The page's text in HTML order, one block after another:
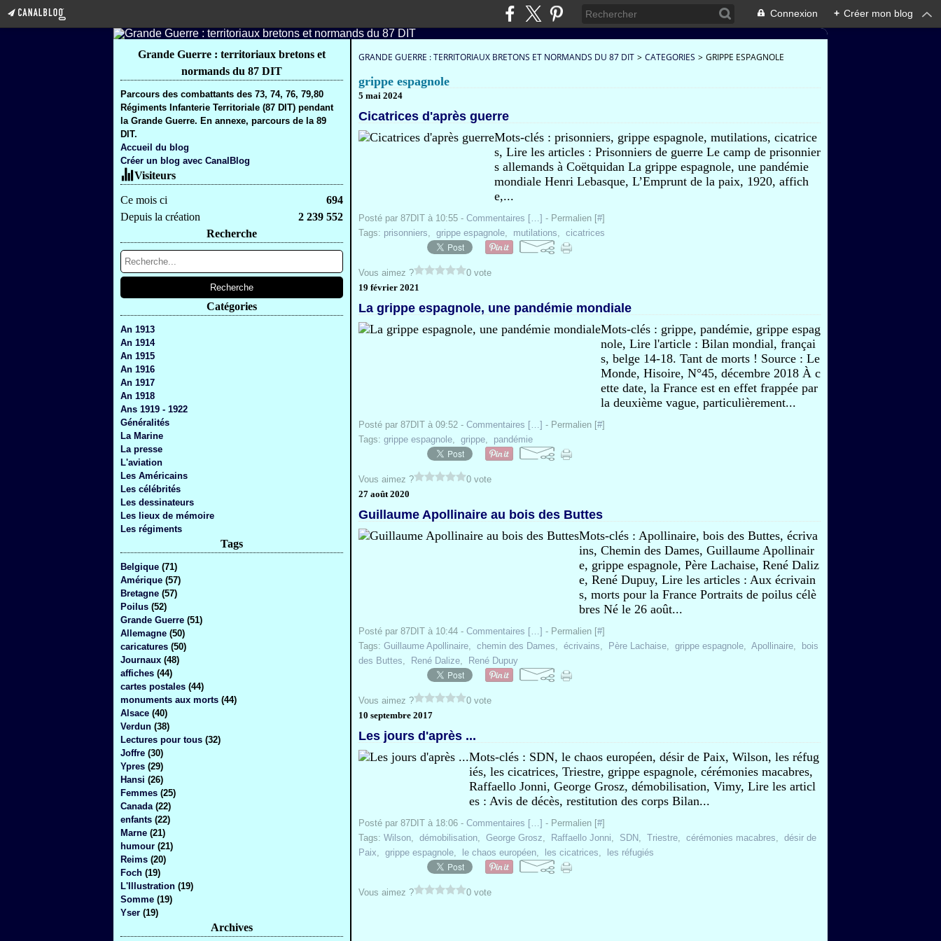
Connexion + Créer mon blog
Grande Guerre : territoriaux bretons et
normands du 87 DIT
Parcours des combattants des 73, 74, 76, 79,80
Régiments Infanterie Territoriale (87 DIT) pendant
la Grande Guerre. En annexe, parcours de la 89
DIT.
Accueil du blog
Créer un blog avec CanalBlog
Visiteurs
Ce mois ci
694
Depuis la création
2 239 552
Recherche
Catégories
An 1913
An 1914
An 1915
An 1916
An 1917
An 1918
Ans 1919 - 1922
Généralités
La Marine
La presse
L'aviation
Les Américains
Les célébrités
Les dessinateurs
Les lieux de mémoire
Les régiments
Tags
Belgique (71)
Amérique (57)
Bretagne (57)
Poilus (52)
Grande Guerre (51)
Allemagne (50)
caricatures (50)
Journaux (48)
affiches (44)
cartes postales (44)
monuments aux morts (44)
Alsace (40)
Verdun (38)
Lectures pour tous (32)
Joffre (30)
Ypres (29)
Hansi (26)
Femmes (25)
Canada (22)
enfants (22)
Marne (21)
humour (21)
Reims (20)
Foch (19)
L'Illustration (19)
Somme (19)
Yser (19)
Archives
GRANDE GUERRE : TERRITORIAUX BRETONS ET NORMANDS DU 87 DIT > CATEGORIES > GRIPPE ESPAGNOLE
grippe espagnole
5 mai 2024
Cicatrices d'après guerre
Mots-clés : prisonniers, grippe espagnole, mutilations, cicatrice
s, Lire les articles : Prisonniers de guerre Le camp de prisonnier
s allemands à Coëtquidan La grippe espagnole, une pandémie
mondiale Henri Lebasque, L’Emprunt de la paix, 1920, affich
e,...
Posté par 87DIT à 10:55 - Commentaires […] - Permalien [#]
Tags: prisonniers, grippe espagnole, mutilations, cicatrices
Vous aimez ?
0 vote
19 février 2021
La grippe espagnole, une pandémie mondiale
Mots-clés : grippe, pandémie, grippe espag
nole, Lire l'article : Bilan mondial, françai
s, belge 14-18. Tant de morts ! Source : Le
Monde, Hisoire, N°45, décembre 2018 À c
ette date, la France est en effet frappée par
la deuxième vague, particulièrement...
Posté par 87DIT à 09:52 - Commentaires […] - Permalien [#]
Tags: grippe espagnole, grippe, pandémie
Vous aimez ?
0 vote
27 août 2020
Guillaume Apollinaire au bois des Buttes
Mots-clés : Apollinaire, bois des Buttes, écriva
ins, Chemin des Dames, Guillaume Apollinair
e, grippe espagnole, Père Lachaise, René Daliz
e, René Dupuy, Lire les articles : Aux écrivain
s, morts pour la France Portraits de poilus célè
bres Né le 26 août...
Posté par 87DIT à 10:44 - Commentaires […] - Permalien [#]
Tags: Guillaume Apollinaire, chemin des Dames, écrivains, Père Lachaise, grippe espagnole, Apollinaire,
bois
des Buttes, René Dalize, René Dupuy
Vous aimez ?
0 vote
10 septembre 2017
Les jours d'après ...
Mots-clés : SDN, le chaos européen, désir de Paix, Wilson, les réfug
iés, les cicatrices, Triestre, grippe espagnole, cérémonies macabres,
Raffaello Jonni, George Grosz, démobilisation, Vimy, Lire les articl
es : Avis de décès, restitution des corps Bilan...
Posté par 87DIT à 18:06 - Commentaires […] - Permalien [#]
Tags: Wilson, démobilisation, George Grosz, Raffaello Jonni, SDN, Triestre, cérémonies macabres, désir de
Paix, grippe espagnole, le chaos européen, les cicatrices, les réfugiés
Vous aimez ? 0 vote